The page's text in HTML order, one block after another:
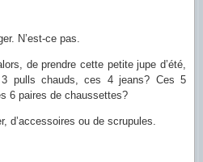
N’est-ce pas.
de prendre cette petite jupe d’été,
pulls chauds, ces 4 jeans? Ces 5
6 paires de chaussettes?
d’accessoires ou de scrupules.